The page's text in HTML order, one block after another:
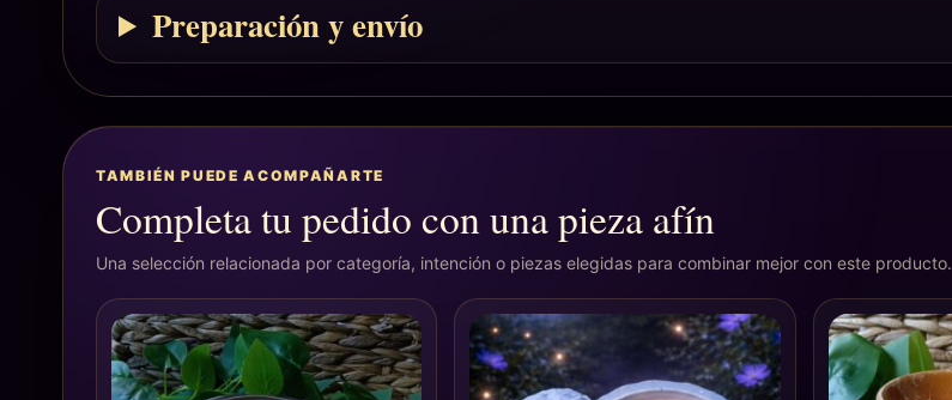
Preparación y envío
TAMBIÉN PUEDE ACOMPAÑARTE
Completa tu pedido con una pieza afín
Una selección relacionada por categoría, intención o piezas elegidas para combinar mejor con este producto.